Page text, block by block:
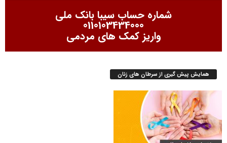
شماره حساب سیبا بانک ملی
0110103434000
واریز کمک های مردمی
همایش پیش گیری از سرطان های زنان